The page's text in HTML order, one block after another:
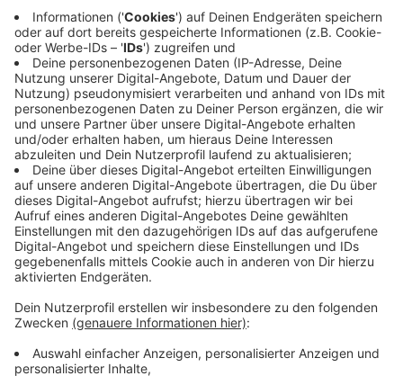
Präventionsarbeit untersuchen
Das Bistum Münster lässt die Präventionsarbeit gegen
sexualisierte Gewalt in kirchlichen Einrichtungen
wissenschaftlich untersuchen. Seit rund zehn Jahren
arbeiten die fünf Bistümer in NRW auf derselben
gesetzlichen Grundlage, um sexualisierte Gewalt an
Kindern, Jugendlichen und schutzbedürftigen
Erwachsenen zu verhindern. Bisher gibt es nur wenige
Daten über die Wirkung der Maßnahmen. Für alle
Bistümer wird deshalb jetzt das Forschungsprojekt
ausgeschrieben.
Anzeige